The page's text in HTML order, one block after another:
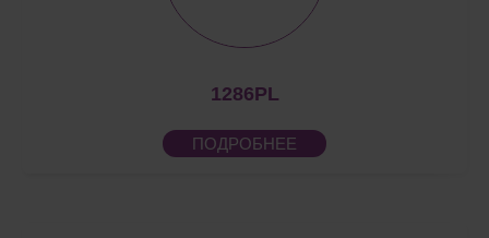
1286PL
ПОДРОБНЕЕ